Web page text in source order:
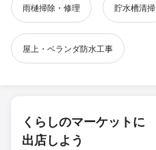
雨樋掃除・修理 貯水槽清掃
屋上・ベランダ防水工事
くらしのマーケットに
出店しよう